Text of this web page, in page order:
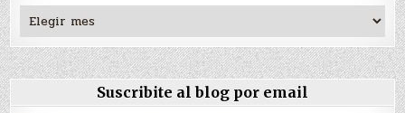
Archivos
Suscribite al blog por email